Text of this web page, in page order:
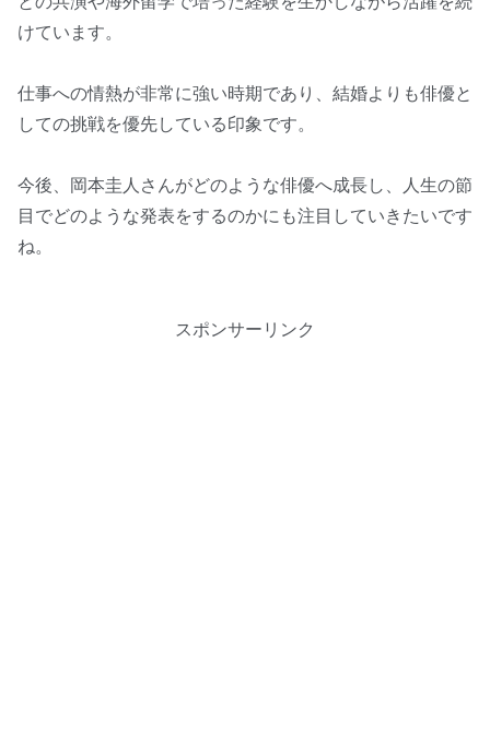
けています。
仕事への情熱が非常に強い時期であり、結婚よりも俳優と
しての挑戦を優先している印象です。
今後、岡本圭人さんがどのような俳優へ成長し、人生の節
目でどのような発表をするのかにも注目していきたいです
ね。
スポンサーリンク